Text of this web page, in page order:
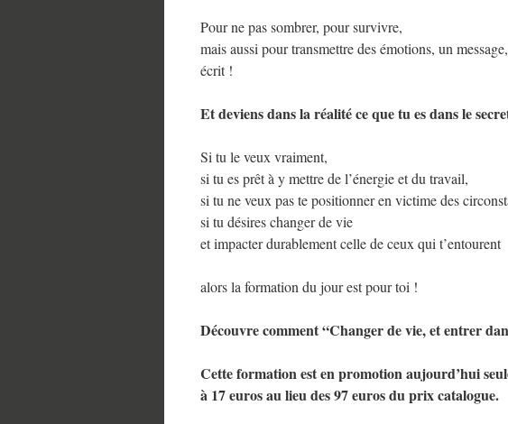
Pour ne pas sombrer, pour survivre,
mais aussi pour transmettre des émotions, un
écrit !
Et deviens dans la réalité ce que tu es dans le
Si tu le veux vraiment,
si tu es prêt à y mettre de l’énergie et du travail,
si tu ne veux pas te positionner en victime des
si tu désires changer de vie
et impacter durablement celle de ceux qui t’entourent
alors la formation du jour est pour toi !
Découvre comment “Changer de vie, et entrer
Cette formation est en promotion aujourd’hui
à 17 euros au lieu des 97 euros du prix catalogue.